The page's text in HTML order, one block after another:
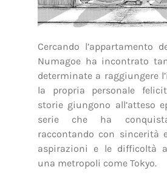
Cercando l’appartamento
Numagoe ha incontrato
determinate a raggiungere
la propria personale
storie giungono all’atteso
serie che ha
raccontando con sincerità
aspirazioni e le difficoltà
una metropoli come Tokyo.